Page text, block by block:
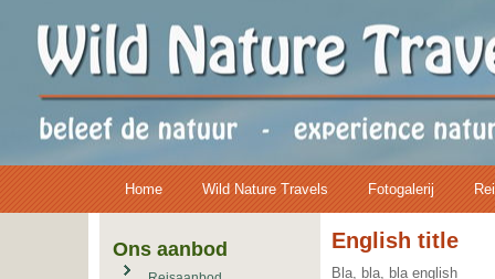
Home Wild Nature Travels Fotogalerij
Ons aanbod English title
Bla, bla, bla english